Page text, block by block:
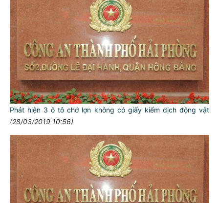
Phát hiện 3 ô tô chở lợn không có giấy kiểm dịch động vật
(28/03/2019 10:56)